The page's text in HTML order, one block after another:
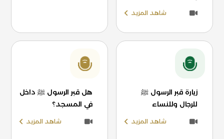
شاهد المزيد
زيارة قبر الرسول ﷺ
للرجال وللنساء
شاهد المزيد
هل قبر الرسول ﷺ داخل
في المسجد؟
شاهد المزيد